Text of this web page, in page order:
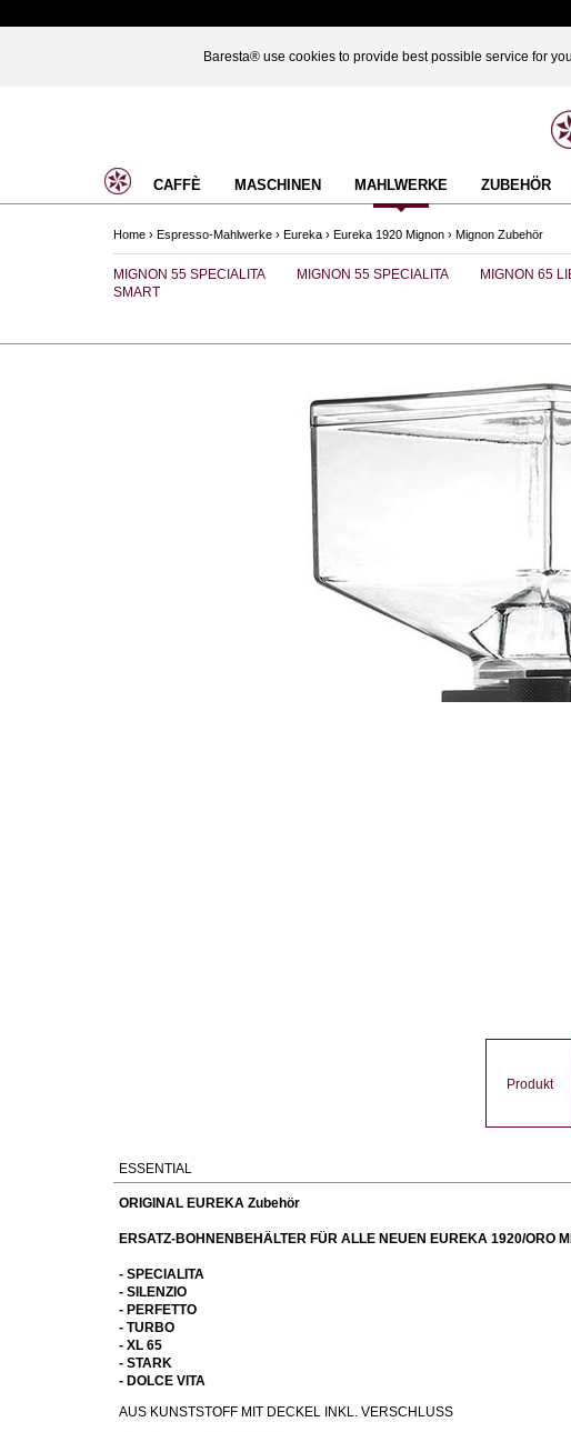
Baresta® use cookies to provide best possible service for
CAFFÈ MASCHINEN MAHLWERKE ZUBEHÖR
Home › Espresso-Mahlwerke › Eureka › Eureka 1920 Mignon › Mignon Zubehör
MIGNON 55 SPECIALITA
SMART
MIGNON 55 SPECIALITA MIGNON 65
Produkt
ESSENTIAL
ORIGINAL EUREKA Zubehör
ERSATZ-BOHNENBEHÄLTER FÜR ALLE NEUEN EUREKA 1920/ORO
- SPECIALITA
- SILENZIO
- PERFETTO
- TURBO
- XL 65
- STARK
- DOLCE VITA
AUS KUNSTSTOFF MIT DECKEL INKL. VERSCHLUSS